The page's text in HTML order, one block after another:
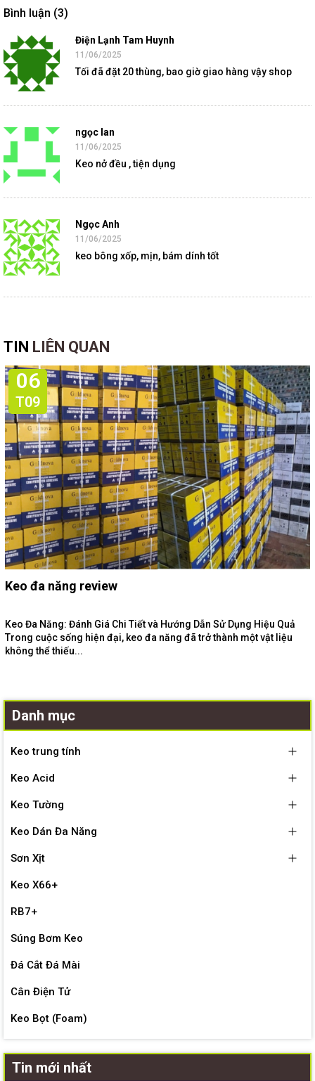
Bình luận (3)
Điện Lạnh Tam Huynh
11/06/2025
Tối đã đặt 20 thùng, bao giờ giao hàng vậy shop
ngọc lan
11/06/2025
Keo nở đều , tiện dụng
Ngọc Anh
11/06/2025
keo bông xốp, mịn, bám dính tốt
TIN LIÊN QUAN
06
T09
Keo đa năng review
Keo Đa Năng: Đánh Giá Chi Tiết và Hướng Dẫn Sử Dụng Hiệu Quả
Trong cuộc sống hiện đại, keo đa năng đã trở thành một vật liệu
không thể thiếu...
Danh mục
Keo trung tính
Keo Acid
Keo Tường
Keo Dán Đa Năng
Sơn Xịt
Keo X66+
RB7+
Súng Bơm Keo
Đá Cắt Đá Mài
Cân Điện Tử
Keo Bọt (Foam)
Tin mới nhất